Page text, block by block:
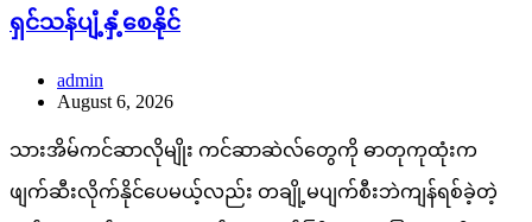
ရှင်သန်ပျံ့နှံ့စေနိုင်
admin
August 6, 2026
သားအိမ်ကင်ဆာလိုမျိုး ကင်ဆာဆဲလ်တွေကို ဓာတုကုထုံးက
ဖျက်ဆီးလိုက်နိုင်ပေမယ့်လည်း တချို့မပျက်စီးဘဲကျန်ရစ်ခဲ့တဲ့